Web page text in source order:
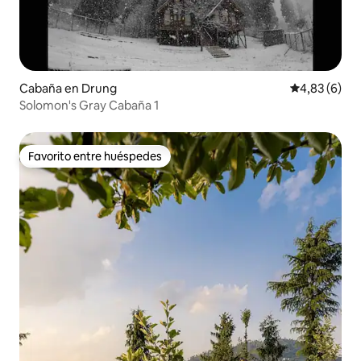
Cabaña en Drung Calificación
4,83 (6)
Solomon's Gray Cabaña 1
Favorito entre huéspedes
Favorito entre huéspedes